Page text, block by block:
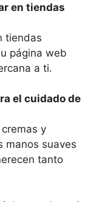
en tiendas
tiendas
página web
a ti.
el cuidado de
y
manos suaves
tanto